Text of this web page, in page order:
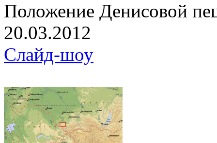
Положение Денисовой
20.03.2012
Слайд-шоу